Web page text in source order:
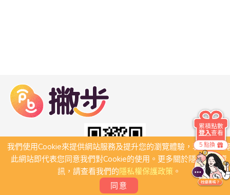
我們使用Cookie來提供網站服務及提升您的瀏覽體驗，若繼續瀏
此網站即代表您同意我們對Cookie的使用。更多關於隱私保護資
訊，請查看我們的隱私權保護政策。
同意
5 點換
累積點數
登入查看